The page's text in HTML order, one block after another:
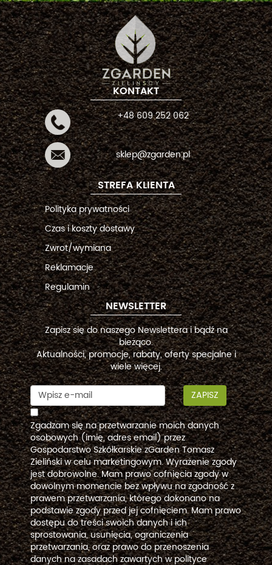
KONTAKT
+48 609 252 062
sklep@zgarden.pl
STREFA KLIENTA
Polityka prywatności
Czas i koszty dostawy
Zwrot/wymiana
Reklamacje
Regulamin
NEWSLETTER
Zapisz się do naszego Newslettera i bądź na
bieżąco.
Aktualności, promocje, rabaty, oferty specjalne i
wiele więcej.
ZAPISZ
Zgadzam się na przetwarzanie moich danych
osobowych (imię, adres email) przez
Gospodarstwo Szkółkarskie zGarden Tomasz
Zieliński w celu marketingowym. Wyrażenie zgody
jest dobrowolne. Mam prawo cofnięcia zgody w
dowolnym momencie bez wpływu na zgodność z
prawem przetwarzania, którego dokonano na
podstawie zgody przed jej cofnięciem. Mam prawo
dostępu do treści swoich danych i ich
sprostowania, usunięcia, ograniczenia
przetwarzania, oraz prawo do przenoszenia
danych na zasadach zawartych w polityce